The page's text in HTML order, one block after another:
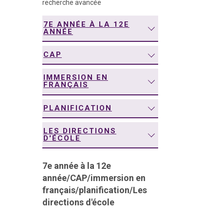
recherche avancée
7E ANNÉE À LA 12E
ANNÉE
CAP
IMMERSION EN
FRANÇAIS
PLANIFICATION
LES DIRECTIONS
D'ÉCOLE
7e année à la 12e
année/CAP/immersion en
français/planification/Les
directions d'école